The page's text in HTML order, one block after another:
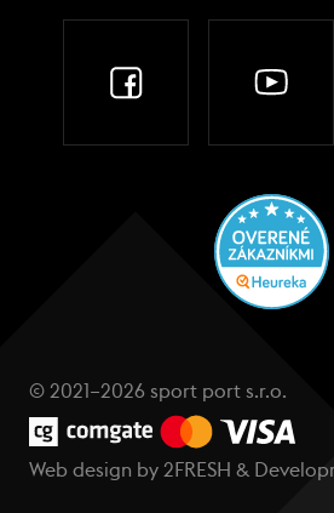
© 2021–2026 sport port s.r.o.
Web design by 2FRESH &